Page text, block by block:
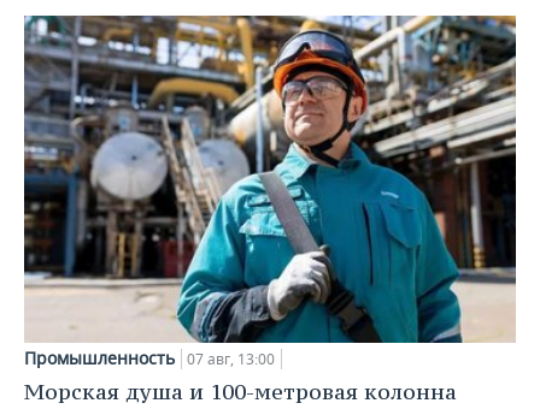
Промышленность 07 авг, 13:00
Морская душа и 100-метровая колонна